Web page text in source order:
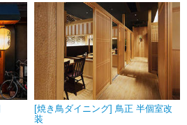
[焼き鳥ダイニング] 鳥正 半個室改
装